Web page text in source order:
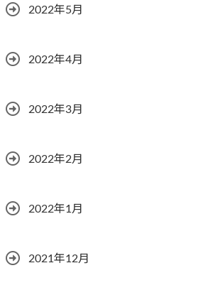
2022年5月
2022年4月
2022年3月
2022年2月
2022年1月
2021年12月